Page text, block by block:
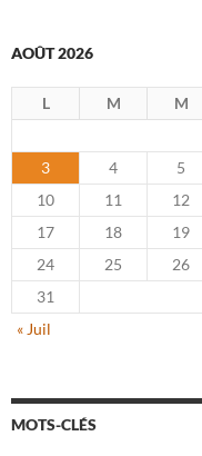
AOÛT 2026
L M M
3
4 5
10
11 12
17
18 19
24
25 26
31
« Juil
MOTS-CLÉS